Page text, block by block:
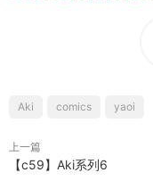
Aki comics yaoi
上一篇
【c59】Aki系列6